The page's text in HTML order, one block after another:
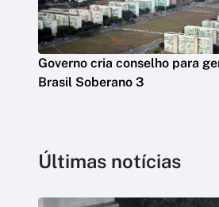
Governo cria conselho para
Brasil Soberano 3
Últimas notícias